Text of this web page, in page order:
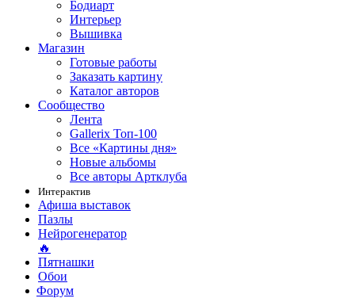
Бодиарт
Интерьер
Вышивка
Магазин
Готовые работы
Заказать картину
Каталог авторов
Сообщество
Лента
Gallerix Топ-100
Все «Картины дня»
Новые альбомы
Все авторы Артклуба
Интерактив
Афиша выставок
Пазлы
Нейрогенератор
🔥
Пятнашки
Обои
Форум